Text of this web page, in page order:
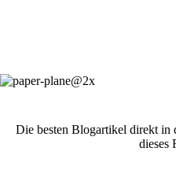
Die besten Blogartikel direkt in
dieses